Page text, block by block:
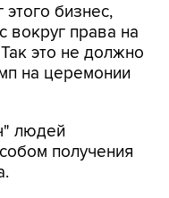
бизнес,
вокруг права на
это не должно
на церемонии
людей
получения